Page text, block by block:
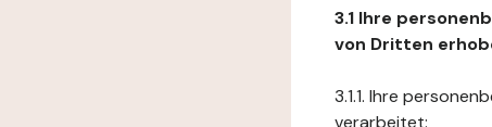
3.1 Ihre
von Dritten
3.1.1. Ihre
verarbeitet: